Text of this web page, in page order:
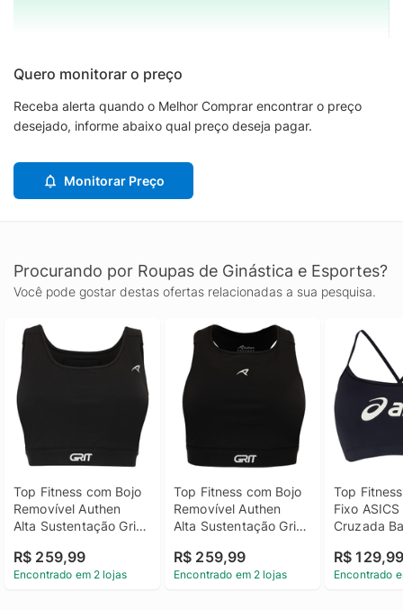
Quero monitorar o preço
Receba alerta quando o Melhor Comprar encontrar o preço
desejado, informe abaixo qual preço deseja pagar.
Monitorar Preço
Procurando por Roupas de Ginástica e Esportes?
Você pode gostar destas ofertas relacionadas a sua pesquisa.
Top Fitness com Bojo
Removível Authen
Alta Sustentação Grit
Ajustável Adulto
R$ 259,99
Encontrado em 2 lojas
Top Fitness com Bojo
Removível Authen
Alta Sustentação Grit
com Bolso Ajustável
Adulto
R$ 259,99
Encontrado em 2 lojas
Top
Fixo
Cruzada
R$
Encontrado